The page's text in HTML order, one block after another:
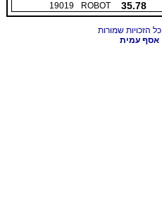
35.78
ROBOT
19019
אסף עמית